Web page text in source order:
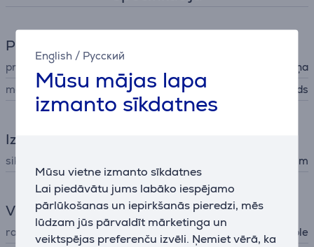
English / Русский
Mūsu mājas lapa
izmanto sīkdatnes
Mūsu vietne izmanto sīkdatnes
Lai piedāvātu jums labāko iespējamo
pārlūkošanas un iepirkšanās pieredzi, mēs
lūdzam jūs pārvaldīt mārketinga un
veiktspējas preferenču izvēli. Ņemiet vērā, ka
Pulkstenis
prece
rokas pulksteņa siksniņa
materiāls
nerūsējošais tērauds
Izmēri
siksniņas izmērs 150 - 200 mm
Vispārējais parametrs
ražotājs
Apple